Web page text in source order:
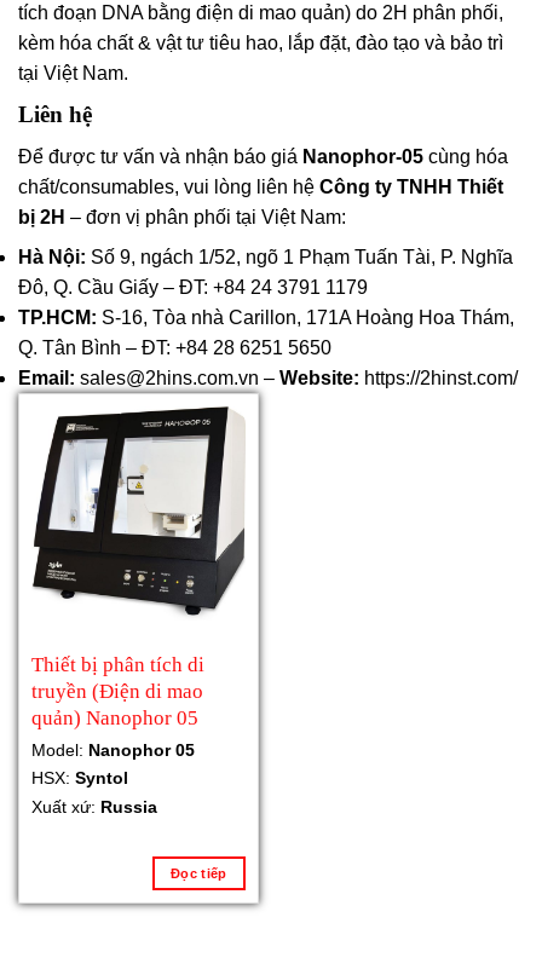
tích đoạn DNA bằng điện di mao quản) do 2H phân phối,
kèm hóa chất & vật tư tiêu hao, lắp đặt, đào tạo và bảo trì
tại Việt Nam.
Liên hệ
Để được tư vấn và nhận báo giá Nanophor-05 cùng hóa
chất/consumables, vui lòng liên hệ Công ty TNHH Thiết
bị 2H – đơn vị phân phối tại Việt Nam:
Hà Nội: Số 9, ngách 1/52, ngõ 1 Phạm Tuấn Tài, P. Nghĩa
Đô, Q. Cầu Giấy – ĐT: +84 24 3791 1179
TP.HCM: S-16, Tòa nhà Carillon, 171A Hoàng Hoa Thám,
Q. Tân Bình – ĐT: +84 28 6251 5650
Email: sales@2hins.com.vn – Website: https://2hinst.com/
Thiết bị phân tích di
truyền (Điện di mao
quản) Nanophor 05
Model: Nanophor 05
HSX: Syntol
Xuất xứ: Russia
Đọc tiếp